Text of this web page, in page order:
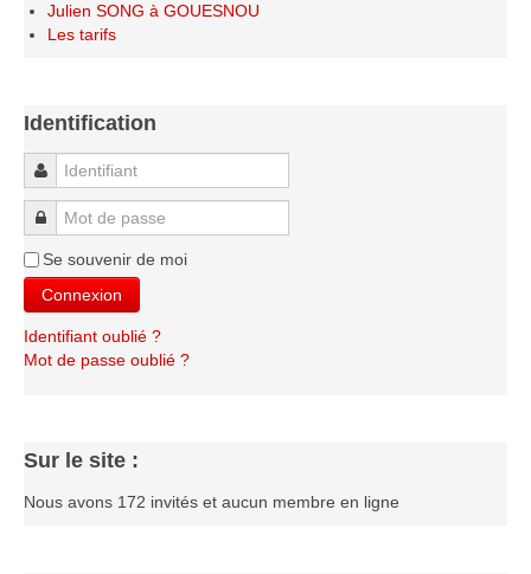
Le Challenge 2012-2013
Le Challenge 2011-2012
Les tournois internes
Les compétitions
Les équipes Adultes
Les équipes Jeunes
Les scolaires
Les stages
Julien SONG à GOUESNOU
Les tarifs
Identification
Identifiant
Mot de passe
Se souvenir de moi
Connexion
Identifiant oublié ?
Mot de passe oublié ?
Sur le site :
Nous avons 172 invités et aucun membre en ligne